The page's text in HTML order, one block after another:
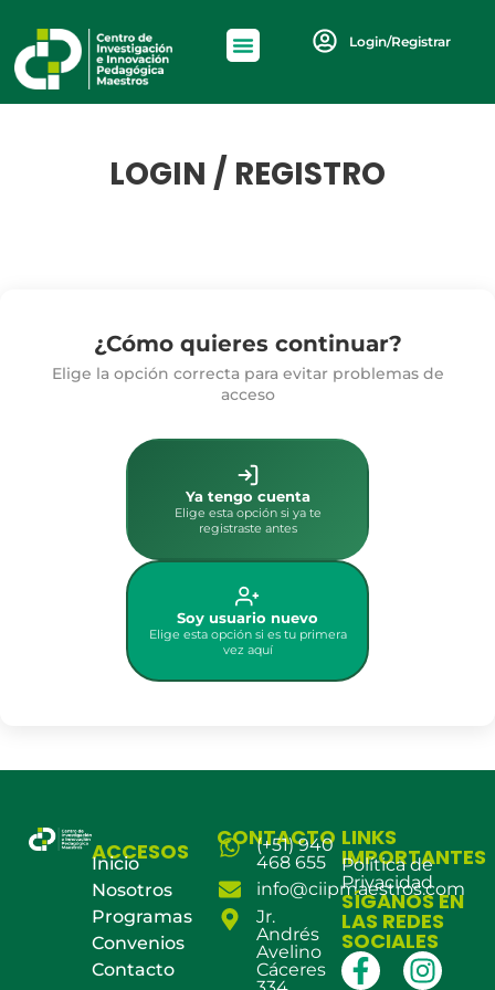
Login/Registrar
LOGIN / REGISTRO
¿Cómo quieres continuar?
Elige la opción correcta para evitar problemas de
acceso
Ya tengo cuenta
Elige esta opción si ya te
registraste antes
Soy usuario nuevo
Elige esta opción si es tu primera
vez aquí
ACCESOS
Inicio
Nosotros
Programas
Convenios
Contacto
CONTACTO
(+51) 940
468 655
info@ciipmaestros.com
Jr.
Andrés
Avelino
Cáceres
LINKS
IMPORTANTES
Política de
Privacidad
SÍGANOS EN
LAS REDES
SOCIALES